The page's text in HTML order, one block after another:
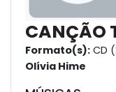
CANÇÃO
Formato(s): CD
Olívia Hime